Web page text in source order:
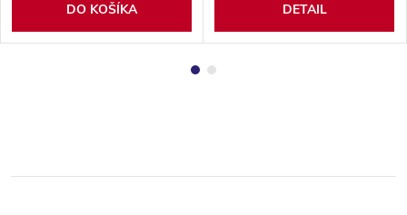
DO KOŠÍKA DETAIL